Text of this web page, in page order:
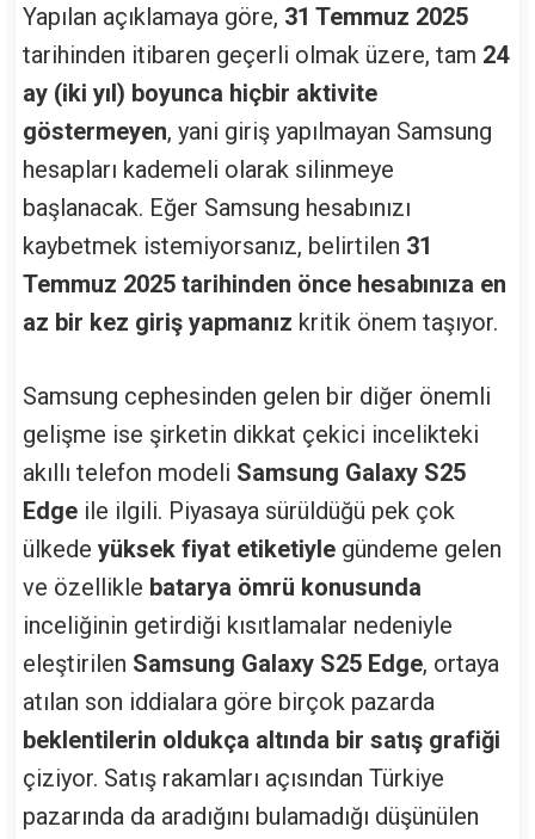
Yapılan açıklamaya göre, 31 Temmuz 2025
tarihinden itibaren geçerli olmak üzere, tam 24
ay (iki yıl) boyunca hiçbir aktivite
göstermeyen, yani giriş yapılmayan Samsung
hesapları kademeli olarak silinmeye
başlanacak. Eğer Samsung hesabınızı
kaybetmek istemiyorsanız, belirtilen 31
Temmuz 2025 tarihinden önce hesabınıza en
az bir kez giriş yapmanız kritik önem taşıyor.
Samsung cephesinden gelen bir diğer önemli
gelişme ise şirketin dikkat çekici incelikteki
akıllı telefon modeli Samsung Galaxy S25
Edge ile ilgili. Piyasaya sürüldüğü pek çok
ülkede yüksek fiyat etiketiyle gündeme gelen
ve özellikle batarya ömrü konusunda
inceliğinin getirdiği kısıtlamalar nedeniyle
eleştirilen Samsung Galaxy S25 Edge, ortaya
atılan son iddialara göre birçok pazarda
beklentilerin oldukça altında bir satış grafiği
çiziyor. Satış rakamları açısından Türkiye
pazarında da aradığını bulamadığı düşünülen